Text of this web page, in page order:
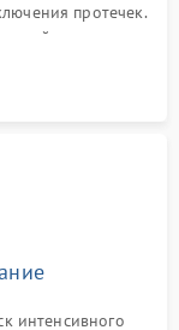
протечек.
системы,
поплавка.
интенсивного